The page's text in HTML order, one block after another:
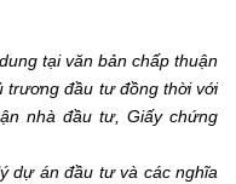
tại văn bản chấp thuận
trương đầu tư đồng thời với
nhà đầu tư, Giấy chứng
dự án đầu tư và các nghĩa